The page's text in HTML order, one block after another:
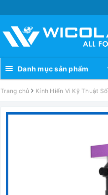
Danh mục sản phẩm
Trang chủ Kính Hiển Vi Kỹ Thuật Số